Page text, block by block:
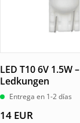
LED T10 6V 1.5W –
Ledkungen
Entrega en 1-2 días
14 EUR